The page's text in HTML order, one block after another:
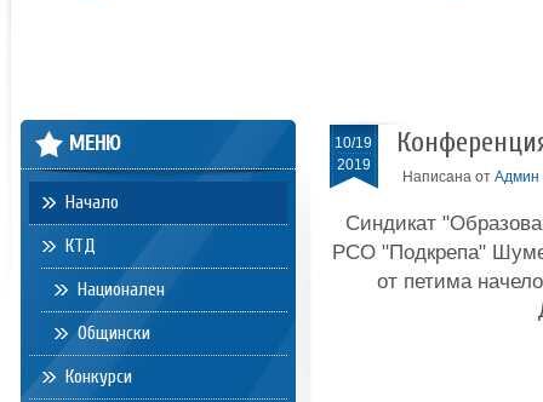
10/19
2019
Написана от Админ
Синдикат
РСО "Подкрепа"
от петима
МЕНЮ
Начало
КТД
Национален
Общински
Конкурси